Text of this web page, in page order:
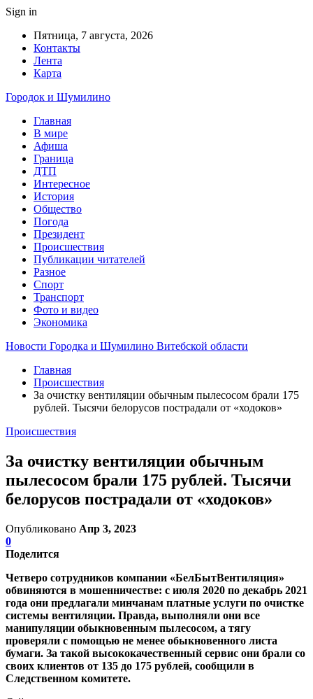
Sign in
Пятница, 7 августа, 2026
Контакты
Лента
Карта
Городок и Шумилино
Главная
В мире
Афиша
Граница
ДТП
Интересное
История
Общество
Погода
Президент
Происшествия
Публикации читателей
Разное
Спорт
Транспорт
Фото и видео
Экономика
Новости Городка и Шумилино Витебской области
Главная
Происшествия
За очистку вентиляции обычным пылесосом брали 175
рублей. Тысячи белорусов пострадали от «ходоков»
Происшествия
За очистку вентиляции обычным
пылесосом брали 175 рублей. Тысячи
белорусов пострадали от «ходоков»
Опубликовано Апр 3, 2023
0
Поделится
Четверо сотрудников компании «БелБытВентиляция»
обвиняются в мошенничестве: с июля 2020 по декабрь 2021
года они предлагали минчанам платные услуги по очистке
системы вентиляции. Правда, выполняли они все
манипуляции обыкновенным пылесосом, а тягу
проверяли с помощью не менее обыкновенного листа
бумаги. За такой высококачественный сервис они брали со
своих клиентов от 135 до 175 рублей, сообщили в
Следственном комитете.